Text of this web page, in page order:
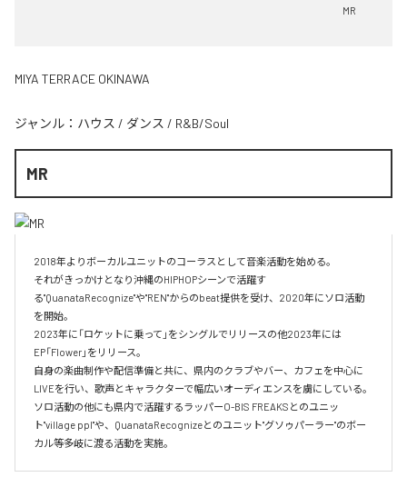
MR
MIYA TERRACE OKINAWA
ジャンル： ハウス / ダンス / R&B/Soul
MR
2018年よりボーカルユニットのコーラスとして音楽活動を始める。
それがきっかけとなり沖縄のHIPHOPシーンで活躍す
る"QuanataRecognize"や"REN"からのbeat提供を受け、2020年にソロ活動
を開始。
2023年に「ロケットに乗って」をシングルでリリースの他2023年には
EP「Flower」をリリース。
自身の楽曲制作や配信準備と共に、県内のクラブやバー、カフェを中心に
LIVEを行い、歌声とキャラクターで幅広いオーディエンスを虜にしている。
ソロ活動の他にも県内で活躍するラッパーO-BIS FREAKSとのユニッ
ト"village ppl"や、QuanataRecognizeとのユニット"グソゥパーラー"のボー
カル等多岐に渡る活動を実施。